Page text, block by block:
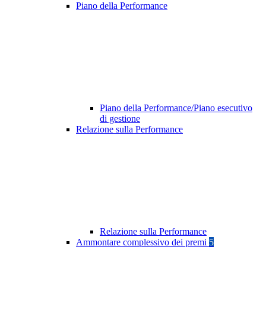
Piano della Performance
Piano della Performance/Piano esecutivo
di gestione
Relazione sulla Performance
Relazione sulla Performance
Ammontare complessivo dei premi 5